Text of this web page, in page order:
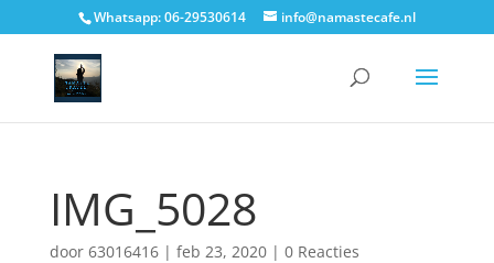
Whatsapp: 06-29530614 info@namastecafe.nl
IMG_5028
door 63016416| feb 23, 2020| 0 Reacties